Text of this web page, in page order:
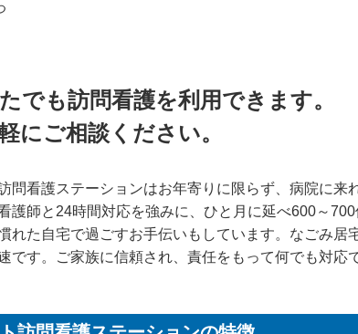
でも訪問看護を利用できます。
にご相談ください。
問看護ステーションはお年寄りに限らず、病院に来
護師と24時間対応を強みに、ひと月に延べ600～
れた自宅で過ごすお手伝いもしています。なごみ
です。ご家族に信頼され、責任をもって何でも対応